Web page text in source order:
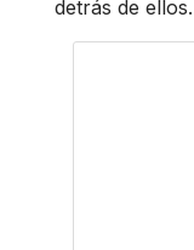
detrás de ellos.